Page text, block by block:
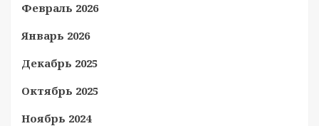
Февраль 2026
Январь 2026
Декабрь 2025
Октябрь 2025
Ноябрь 2024